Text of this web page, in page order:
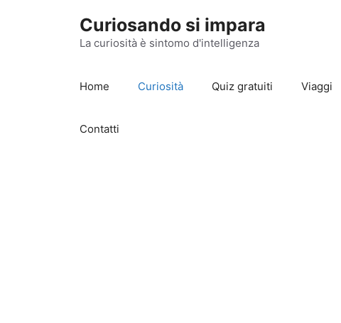
Curiosando si impara
La curiosità è sintomo d'intelligenza
Home Curiosità Quiz gratuiti Viaggi
Contatti